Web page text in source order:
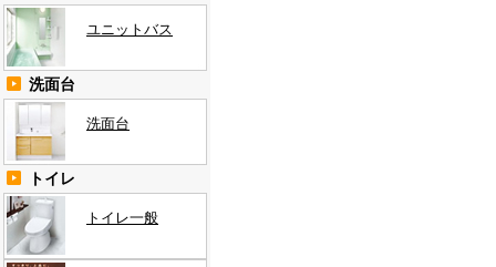
ユニットバス
洗面台
洗面台
トイレ
トイレ一般